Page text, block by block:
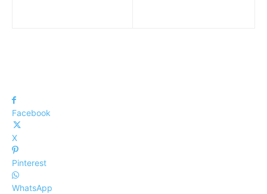
Facebook
X
Pinterest
WhatsApp